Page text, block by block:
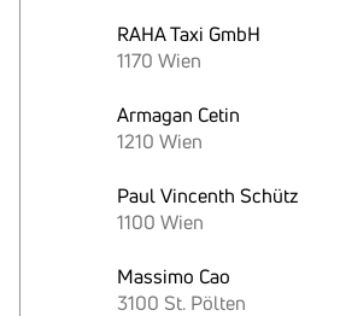
RAHA Taxi GmbH
1170 Wien
Armagan Cetin
1210 Wien
Paul Vincenth Schütz
1100 Wien
Massimo Cao
3100 St. Pölten